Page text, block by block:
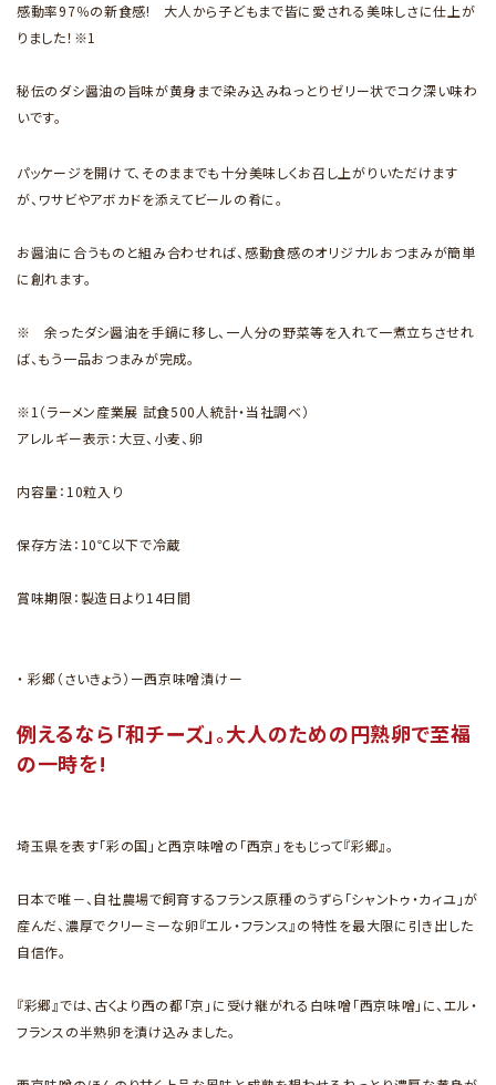
感動率97％の新食感! 大人から子どもまで皆に愛される美味しさに仕上が
りました！※1
秘伝のダシ醤油の旨味が黄身まで染み込みねっとりゼリー状でコク深い味わ
いです。
パッケージを開けて、そのままでも十分美味しくお召し上がりいただけます
が、ワサビやアボカドを添えてビールの肴に。
お醤油に合うものと組み合わせれば、感動食感のオリジナルおつまみが簡単
に創れます。
※ 余ったダシ醤油を手鍋に移し、一人分の野菜等を入れて一煮立ちさせれ
ば、もう一品おつまみが完成。
※1（ラーメン産業展 試食500人統計・当社調べ）
アレルギー表示：大豆、小麦、卵
内容量：10粒入り
保存方法：10℃以下で冷蔵
賞味期限：製造日より14日間
・ 彩郷（さいきょう）ー西京味噌漬けー
例えるなら「和チーズ」。大人のための円熟卵で至福
の一時を!
埼玉県を表す「彩の国」と西京味噌の「西京」をもじって『彩郷』。
日本で唯－、自社農場で飼育するフランス原種のうずら「シャントゥ・カィユ」が
産んだ、濃厚でクリーミーな卵『エル・フランス』の特性を最大限に引き出した
自信作。
『彩郷』では、古くより西の都「京」に受け継がれる白味噌「西京味噌」に、エル・
フランスの半熟卵を漬け込みました。